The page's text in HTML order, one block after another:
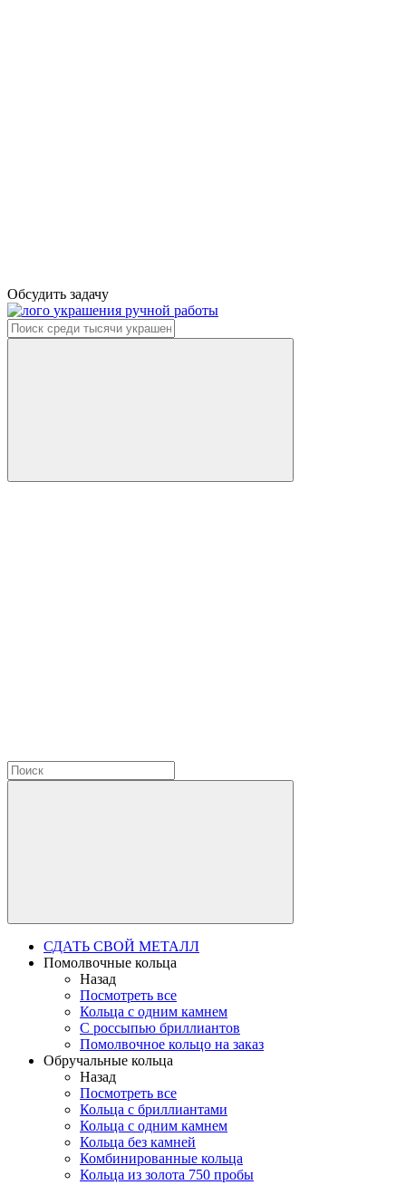
Обсудить задачу
украшения ручной работы
СДАТЬ СВОЙ МЕТАЛЛ
Помолвочные кольца
Назад
Посмотреть все
Кольца с одним камнем
С россыпью бриллиантов
Помолвочное кольцо на заказ
Обручальные кольца
Назад
Посмотреть все
Кольца с бриллиантами
Кольца с одним камнем
Кольца без камней
Комбинированные кольца
Кольца из золота 750 пробы